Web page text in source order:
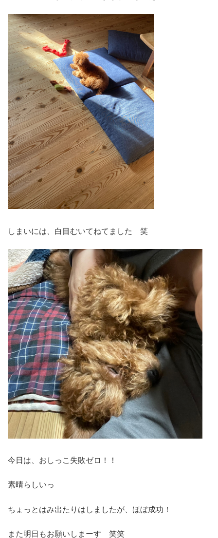
しまいには、白目むいてねてました 笑
今日は、おしっこ失敗ゼロ！！
素晴らしいっ
ちょっとはみ出たりはしましたが、ほぼ成功！
また明日もお願いしまーす 笑笑